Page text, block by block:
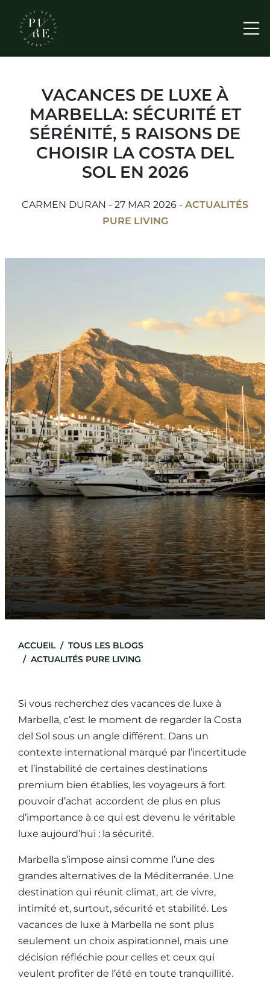
VACANCES DE LUXE À
MARBELLA: SÉCURITÉ ET
SÉRÉNITÉ, 5 RAISONS DE
CHOISIR LA COSTA DEL
SOL EN 2026
CARMEN DURAN - 27 MAR 2026 - ACTUALITÉS
PURE LIVING
ACCUEIL
TOUS LES BLOGS
ACTUALITÉS PURE LIVING
Si vous recherchez des vacances de luxe à
Marbella, c’est le moment de regarder la Costa
del Sol sous un angle différent. Dans un
contexte international marqué par l’incertitude
et l’instabilité de certaines destinations
premium bien établies, les voyageurs à fort
pouvoir d’achat accordent de plus en plus
d’importance à ce qui est devenu le véritable
luxe aujourd’hui : la sécurité.
Marbella s’impose ainsi comme l’une des
grandes alternatives de la Méditerranée. Une
destination qui réunit climat, art de vivre,
intimité et, surtout, sécurité et stabilité. Les
vacances de luxe à Marbella ne sont plus
seulement un choix aspirationnel, mais une
décision réfléchie pour celles et ceux qui
veulent profiter de l’été en toute tranquillité.